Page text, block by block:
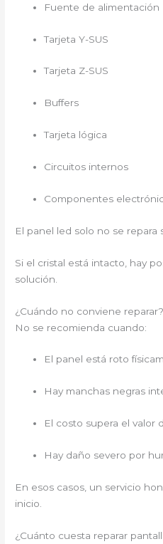
Fuente de alimentación
Tarjeta Y-SUS
Tarjeta Z-SUS
Buffers
Tarjeta lógica
Circuitos internos
Componentes
El panel led solo no se repara
Si el cristal está intacto, hay
solución.
¿Cuándo no conviene reparar?
No se recomienda cuando:
El panel está roto
Hay manchas negras
El costo supera el valor
Hay daño severo por
En esos casos, un servicio
inicio.
¿Cuánto cuesta reparar